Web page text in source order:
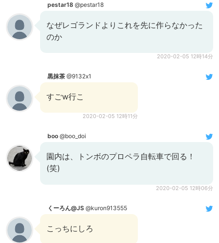
pestar18 @pestar18
なぜレゴランドよりこれを先に作らなかった
のか
2020-02-05 12時14分
黒抹茶 @9132x1
すごw行こ
2020-02-05 12時11分
boo @boo_doi
園内は、トンボのプロペラ自転車で回る！
(笑)
2020-02-05 12時06分
くーろん@JS @kuron913555
こっちにしろ